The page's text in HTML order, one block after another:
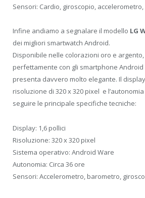
Sensori: Cardio, giroscopio, accelerometro,
Infine andiamo a segnalare il modello LG
dei migliori smartwatch Android.
Disponibile nelle colorazioni oro e
perfettamente con gli smartphone
presenta davvero molto elegante. Il
risoluzione di 320 x 320 pixel e
seguire le principale specifiche tecniche:
Display: 1,6 pollici
Risoluzione: 320 x 320 pixel
Sistema operativo: Android Ware
Autonomia: Circa 36 ore
Sensori: Accelerometro, barometro,